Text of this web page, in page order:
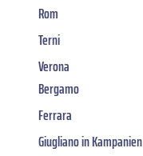
Rom
Terni
Verona
Bergamo
Ferrara
Giugliano in Kampanien